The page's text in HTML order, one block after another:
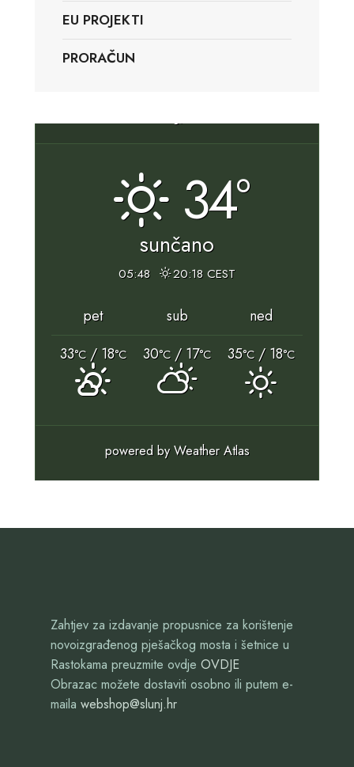
EU PROJEKTI
PRORAČUN
34°
sunčano
05:48 20:18 CEST
pet sub
ned
33°C / 18°C 30°C / 17°C 35°C/ 18°C
powered byWeather Atlas
Zahtjev za izdavanje propusnice za korištenje
novoizgrađenog pješačkog mosta i šetnice u
Rastokama preuzmite ovdje OVDJE
Obrazac možete dostaviti osobno ili putem e-
maila webshop@slunj.hr